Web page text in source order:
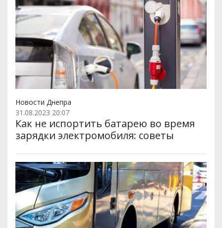
Новости Днепра
31.08.2023 20:07
Как не испортить батарею во время
зарядки электромобиля: советы